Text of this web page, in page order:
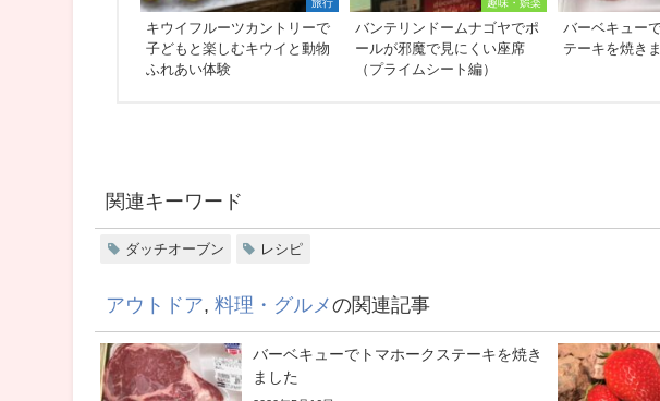
旅行
キウイフルーツカントリーで
子どもと楽しむキウイと動物
ふれあい体験
趣味・娯楽
バンテリンドームナゴヤでポ
ールが邪魔で見にくい座席
（プライムシート編）
バーベキュー
テーキを焼き
関連キーワード
ダッチオーブン レシピ
アウトドア,料理・グルメの関連記事
バーベキューでトマホークステーキを焼き
ました